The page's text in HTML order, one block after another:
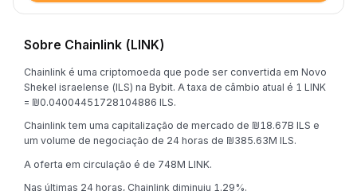
Sobre Chainlink (LINK)
Chainlink é uma criptomoeda que pode ser convertida em Novo
Shekel israelense (ILS) na Bybit. A taxa de câmbio atual é 1 LINK
= ₪0.04004451728104886 ILS.
Chainlink tem uma capitalização de mercado de ₪18.67B ILS e
um volume de negociação de 24 horas de ₪385.63M ILS.
A oferta em circulação é de 748M LINK.
Nas últimas 24 horas, Chainlink diminuiu 1.29%.